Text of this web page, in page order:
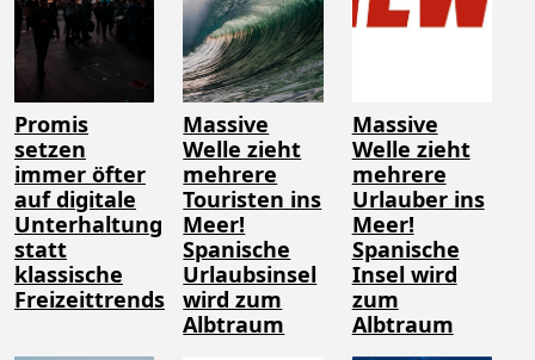
Promis
setzen
immer öfter
auf digitale
Unterhaltung
statt
klassische
Freizeittrends
Massive
Welle zieht
mehrere
Touristen ins
Meer!
Spanische
Urlaubsinsel
wird zum
Albtraum
Massive
Welle zieht
mehrere
Urlauber ins
Meer!
Spanische
Insel wird
zum
Albtraum